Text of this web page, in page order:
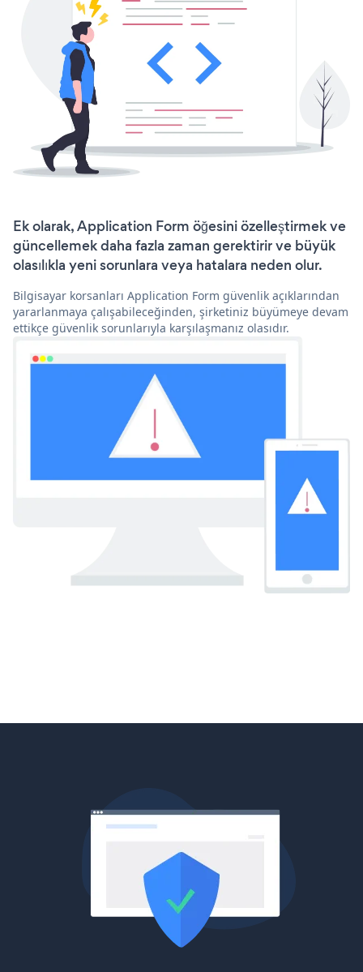
Ek olarak, Application Form öğesini özelleştirmek ve
güncellemek daha fazla zaman gerektirir ve büyük
olasılıkla yeni sorunlara veya hatalara neden olur.
Bilgisayar korsanları Application Form güvenlik açıklarından
yararlanmaya çalışabileceğinden, şirketiniz büyümeye devam
ettikçe güvenlik sorunlarıyla karşılaşmanız olasıdır.